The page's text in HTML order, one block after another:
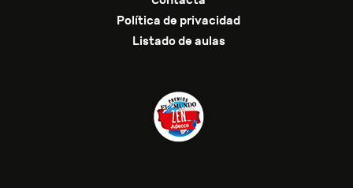
Política de privacidad
Listado de aulas